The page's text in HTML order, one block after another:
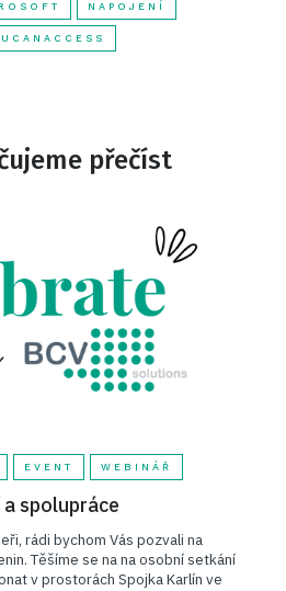
NAPOJENÍ
UCANACCESS
přečíst
EVENT WEBINÁŘ
spolupráce
rádi bychom Vás pozvali na
Těšíme se na na osobní setkání
v prostorách Spojka Karlín ve